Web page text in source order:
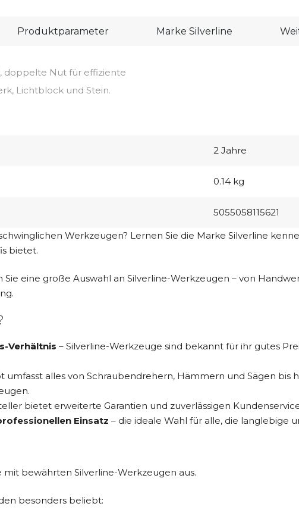
Produktparameter Marke Silverline
doppelte Nut für effiziente
Lichtblock und Stein.
2 Jahre
0.14 kg
5055058115621
Werkzeugen? Lernen Sie die Marke Silverline
bietet.
eine große Auswahl an Silverline-Werkzeugen – von
Verhältnis – Silverline-Werkzeuge sind bekannt für ihr gutes
umfasst alles von Schraubendrehern, Hämmern und Sägen bis
bietet erweiterte Garantien und zuverlässigen
Einsatz – die ideale Wahl für alle, die langlebige
bewährten Silverline-Werkzeugen aus.
besonders beliebt: